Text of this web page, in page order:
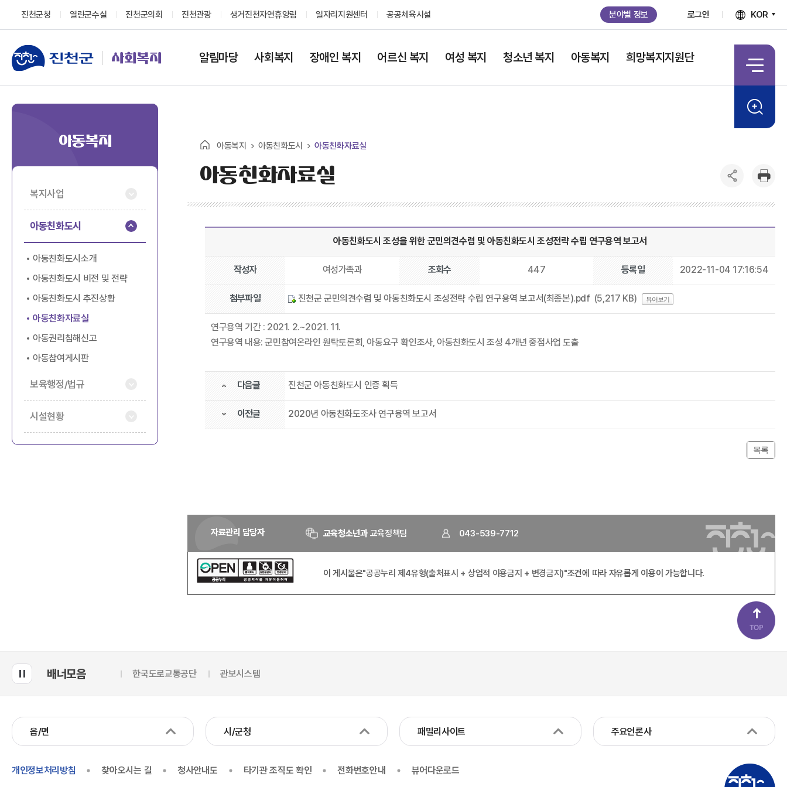
진천군청 열린군수실 진천군의회 진천관광 생거진천자연휴양림 일자리지원센터 공공체육시설 분야별 정보 로그인 KOR
사회복지 알림마당 사회복지 장애인 복지 어르신 복지 여성 복지 청소년 복지 아동복지 희망복지지원단
아동복지
복지사업
아동친화도시
아동친화도시소개
아동친화도시 비전 및 전략
아동친화도시 추진상황
아동친화자료실
아동권리침해신고
아동참여게시판
보육행정/법규
시설현황
아동복지 아동친화도시 아동친화자료실
아동친화자료실
아동친화도시 조성을 위한 군민의견수렴 및 아동친화도시 조성전략 수립 연구용역 보고서
작성자 여성가족과 조회수 447 등록일 2022-11-04 17:16:54
첨부파일 진천군 군민의견수렴 및 아동친화도시 조성전략 수립 연구용역 보고서(최종본).pdf (5,217 KB) 뷰어보기
연구용역 기간 : 2021. 2.~2021. 11.
연구용역 내용: 군민참여온라인 원탁토론회, 아동요구 확인조사, 아동친화도시 조성 4개년 중점사업 도출
다음글 진천군 아동친화도시 인증 획득
이전글 2020년 아동친화도조사 연구용역 보고서
목록
자료관리 담당자 교육청소년과 교육정책팀 043-539-7712
이 게시물은"공공누리 제4유형(출처표시 + 상업적 이용금지 + 변경금지)"조건에 따라 자유롭게 이용이 가능합니다.
배너모음 한국도로교통공단 관보시스템
읍/면 시/군청 패밀리사이트 주요언론사
개인정보처리방침 찾아오시는 길 청사안내도 타기관 조직도 확인 전화번호안내 뷰어다운로드